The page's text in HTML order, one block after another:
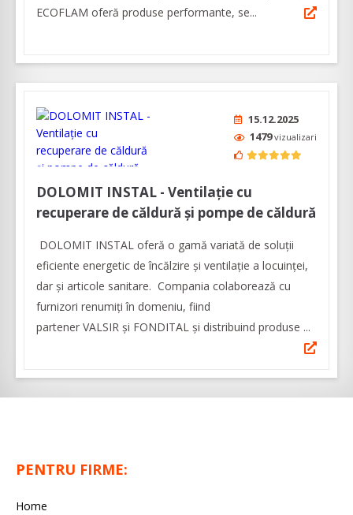
ECOFLAM oferă produse performante, se...
15.12.2025
1479vizualizari
DOLOMIT INSTAL - Ventilaţie cu
recuperare de căldură şi pompe de căldură
DOLOMIT INSTAL oferă o gamă variată de soluţii
eficiente energetic de încălzire şi ventilaţie a locuinţei,
dar şi articole sanitare. Compania colaborează cu
furnizori renumiţi în domeniu, fiind
partener VALSIR şi FONDITAL şi distribuind produse ...
PENTRU FIRME:
Home